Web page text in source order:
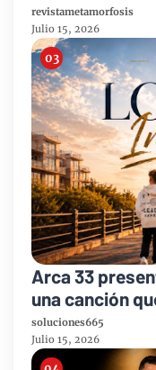
revistametamorfosis
Julio 15, 2026
Arca 33
una canción
padres y el
soluciones665
Julio 15, 2026